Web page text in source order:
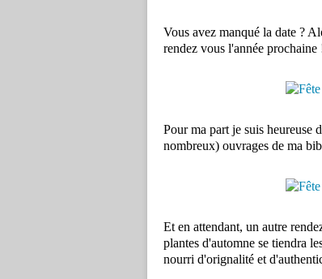
Vous avez manqué la date ?
rendez vous l'année prochaine
Pour ma part je suis heureuse
nombreux) ouvrages de ma
Et en attendant, un autre
plantes d'automne se tiendra
nourri d'orignalité et